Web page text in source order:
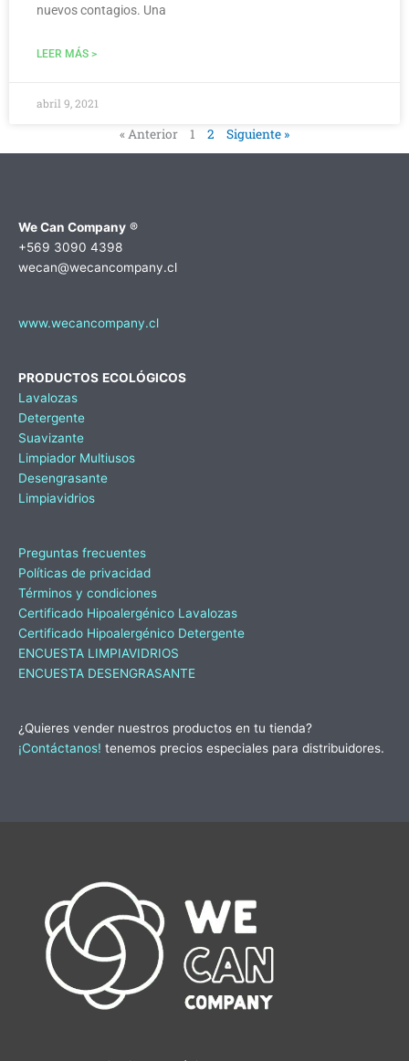
nuevos contagios. Una
LEER MÁS >
abril 9, 2021
« Anterior 1 2 Siguiente »
We Can Company ®
+569 3090 4398
wecan@wecancompany.cl
www.wecancompany.cl
PRODUCTOS ECOLÓGICOS
Lavalozas
Detergente
Suavizante
Limpiador Multiusos
Desengrasante
Limpiavidrios
Preguntas frecuentes
Políticas de privacidad
Términos y condiciones
Certificado Hipoalergénico Lavalozas
Certificado Hipoalergénico Detergente
ENCUESTA LIMPIAVIDRIOS
ENCUESTA DESENGRASANTE
¿Quieres vender nuestros productos en tu tienda?
¡Contáctanos! tenemos precios especiales para distribuidores.